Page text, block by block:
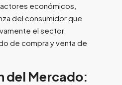
económicos,
del consumidor que
el sector
de compra y venta de
del Mercado: